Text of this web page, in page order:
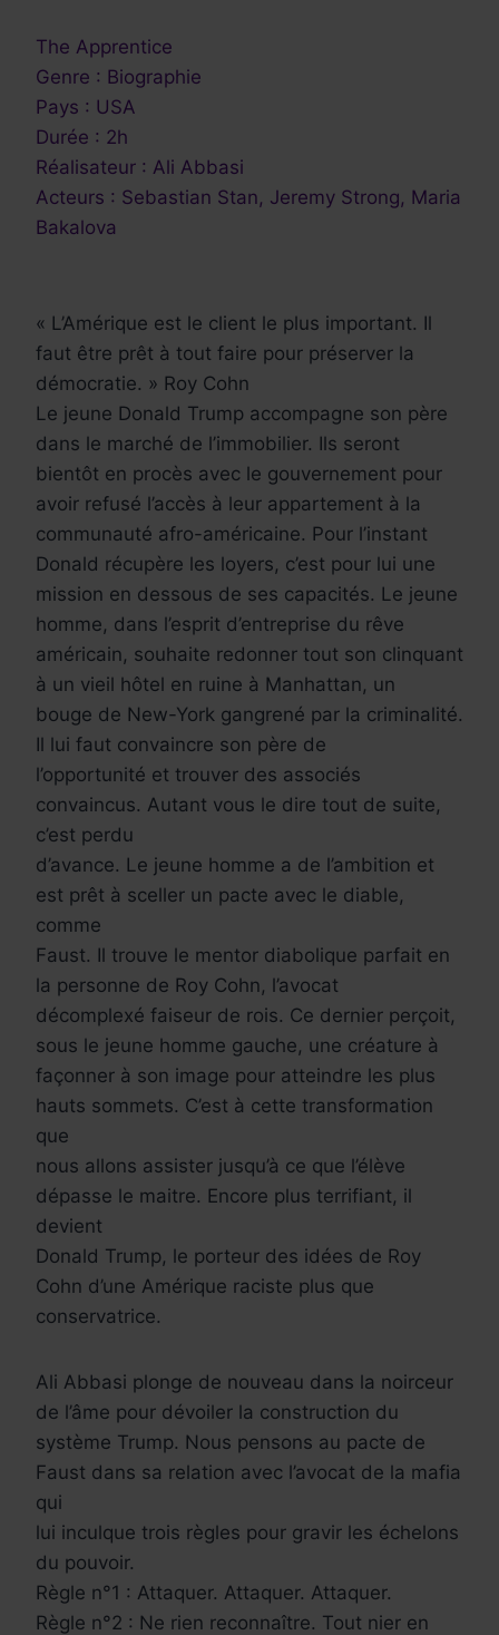
The Apprentice
Genre : Biographie
Pays : USA
Durée : 2h
Réalisateur : Ali Abbasi
Acteurs : Sebastian Stan, Jeremy Strong, Maria
Bakalova
« L’Amérique est le client le plus important. Il
faut être prêt à tout faire pour préserver la
démocratie. » Roy Cohn
Le jeune Donald Trump accompagne son père
dans le marché de l’immobilier. Ils seront
bientôt en procès avec le gouvernement pour
avoir refusé l’accès à leur appartement à la
communauté afro-américaine. Pour l’instant
Donald récupère les loyers, c’est pour lui une
mission en dessous de ses capacités. Le jeune
homme, dans l’esprit d’entreprise du rêve
américain, souhaite redonner tout son clinquant
à un vieil hôtel en ruine à Manhattan, un
bouge de New-York gangrené par la criminalité.
Il lui faut convaincre son père de
l’opportunité et trouver des associés
convaincus. Autant vous le dire tout de suite,
c’est perdu
d’avance. Le jeune homme a de l’ambition et
est prêt à sceller un pacte avec le diable,
comme
Faust. Il trouve le mentor diabolique parfait en
la personne de Roy Cohn, l’avocat
décomplexé faiseur de rois. Ce dernier perçoit,
sous le jeune homme gauche, une créature à
façonner à son image pour atteindre les plus
hauts sommets. C’est à cette transformation
que
nous allons assister jusqu’à ce que l’élève
dépasse le maitre. Encore plus terrifiant, il
devient
Donald Trump, le porteur des idées de Roy
Cohn d’une Amérique raciste plus que
conservatrice.
Ali Abbasi plonge de nouveau dans la noirceur
de l’âme pour dévoiler la construction du
système Trump. Nous pensons au pacte de
Faust dans sa relation avec l’avocat de la mafia
qui
lui inculque trois règles pour gravir les échelons
du pouvoir.
Règle n°1 : Attaquer. Attaquer. Attaquer.
Règle n°2 : Ne rien reconnaître. Tout nier en